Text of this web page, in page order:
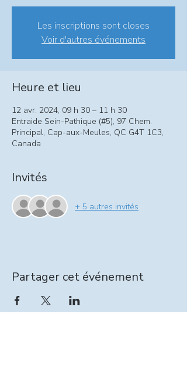
Les inscriptions sont closes
Voir d'autres événements
Heure et lieu
12 avr. 2024, 09 h 30 – 11 h 30
Entraide Sein-Pathique (#5), 97 Chem.
Principal, Cap-aux-Meules, QC G4T 1C3,
Canada
Invités
+ 5 autres invités
Partager cet événement